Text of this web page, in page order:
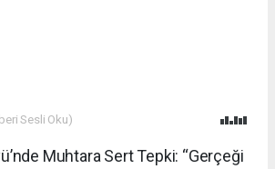
Sesli Oku)
Muhtara Sert Tepki: “Gerçeği